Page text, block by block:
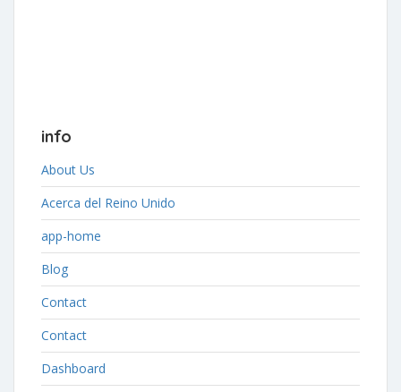
info
About Us
Acerca del Reino Unido
app-home
Blog
Contact
Contact
Dashboard